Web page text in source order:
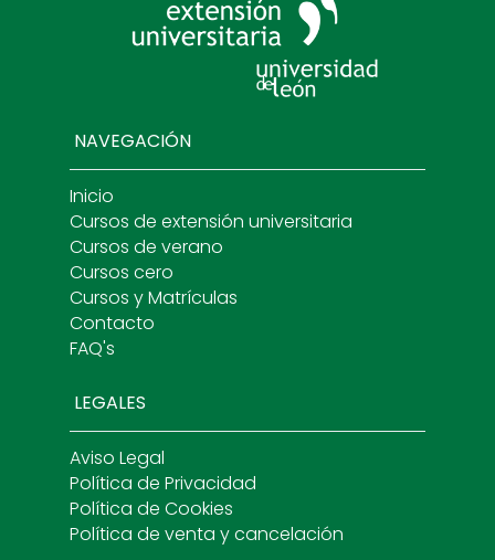
NAVEGACIÓN
Inicio
Cursos de extensión universitaria
Cursos de verano
Cursos cero
Cursos y Matrículas
Contacto
FAQ's
LEGALES
Aviso Legal
Política de Privacidad
Política de Cookies
Política de venta y cancelación